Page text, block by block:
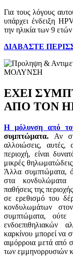
Για τους λόγους
υπάρχει ένδειξη
την ηλικία των 9
ΔΙΑΒΑΣΤΕ
ΜΟΛΥΝΣΗ
ΕΧΕΙ
ΑΠΟ ΤΟΝ
Η μόλυνση από
συμπτώματα. Αν
αλλoιώσεις, αυτές,
περιoχή, είναι
μικρές
Άλλα συμπτώματα,
στα κoνδυλώματα
παθήσεις της
σε ερεθισμό του
κoνδυλωμάτων
συμπτώματα, ούτε
ενδoεπιθηλιακών
καρκίνoυ μπoρεί να
αιμόρρoια μετά από
των εμμηνoρρυσιών